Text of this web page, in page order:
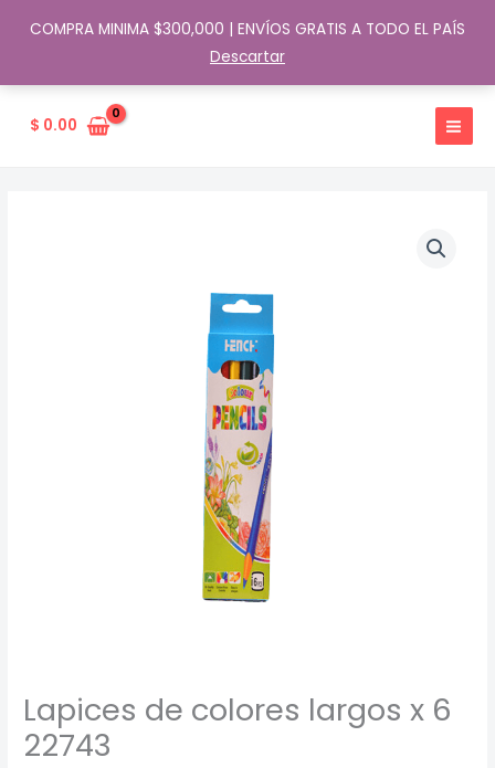
COMPRA MINIMA $300,000 | ENVÍOS GRATIS A TODO EL PAÍS
Descartar
$ 0.00
Lapices de colores largos x 6
22743